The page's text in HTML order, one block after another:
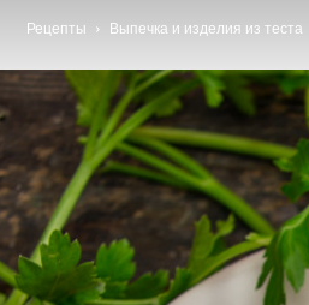
Рецепты Выпечка и изделия из теста